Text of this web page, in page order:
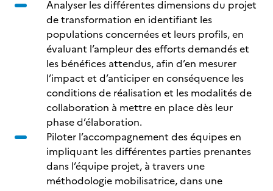
Analyser les différentes dimensions du projet
de transformation en identifiant les
populations concernées et leurs profils, en
évaluant l’ampleur des efforts demandés et
les bénéfices attendus, afin d’en mesurer
l’impact et d’anticiper en conséquence les
conditions de réalisation et les modalités de
collaboration à mettre en place dès leur
phase d’élaboration.
Piloter l’accompagnement des équipes en
impliquant les différentes parties prenantes
dans l’équipe projet, à travers une
méthodologie mobilisatrice, dans une